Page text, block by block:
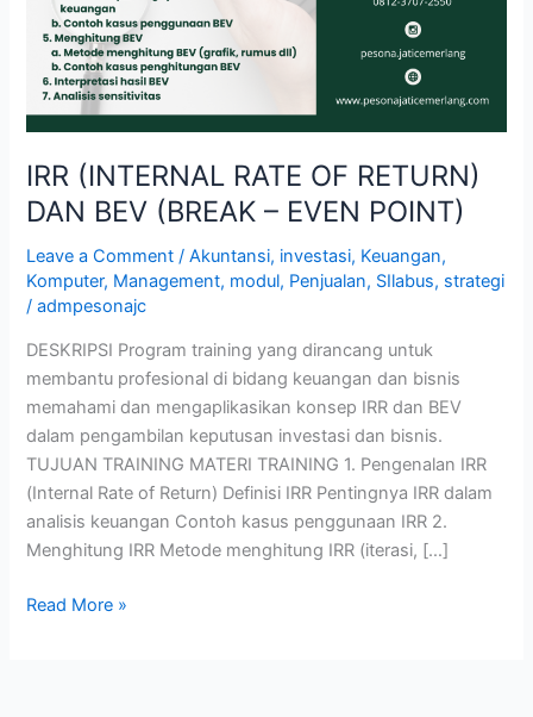
IRR (INTERNAL RATE OF RETURN)
DAN BEV (BREAK – EVEN POINT)
Leave a Comment /Akuntansi, investasi, Keuangan,
Komputer, Management, modul, Penjualan, SIlabus, strategi
/admpesonajc
DESKRIPSI Program training yang dirancang untuk
membantu profesional di bidang keuangan dan bisnis
memahami dan mengaplikasikan konsep IRR dan BEV
dalam pengambilan keputusan investasi dan bisnis.
TUJUAN TRAINING MATERI TRAINING 1. Pengenalan IRR
(Internal Rate of Return) Definisi IRR Pentingnya IRR dalam
analisis keuangan Contoh kasus penggunaan IRR 2.
Menghitung IRR Metode menghitung IRR (iterasi, […]
Read More »